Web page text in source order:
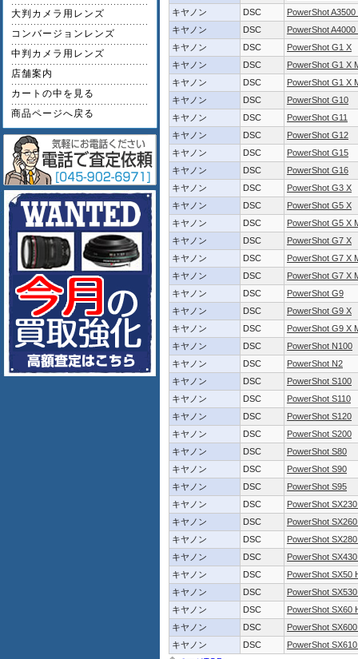
大判カメラ用レンズ
コンバージョンレンズ
中判カメラ用レンズ
店舗案内
カートの中を見る
商品ページへ戻る
キヤノン
DSC
PowerShot A3500
キヤノン
DSC
PowerShot A4000
キヤノン
DSC
PowerShot G1 X
キヤノン
DSC
PowerShot G1 X
キヤノン
DSC
PowerShot G1 X
キヤノン
DSC
PowerShot G10
キヤノン
DSC
PowerShot G11
キヤノン
DSC
PowerShot G12
キヤノン
DSC
PowerShot G15
キヤノン
DSC
PowerShot G16
キヤノン
DSC
PowerShot G3 X
キヤノン
DSC
PowerShot G5 X
キヤノン
DSC
PowerShot G5 X
キヤノン
DSC
PowerShot G7 X
キヤノン
DSC
PowerShot G7 X
キヤノン
DSC
PowerShot G7 X
キヤノン
DSC
PowerShot G9
キヤノン
DSC
PowerShot G9 X
キヤノン
DSC
PowerShot G9 X
キヤノン
DSC
PowerShot N100
キヤノン
DSC
PowerShot N2
キヤノン
DSC
PowerShot S100
キヤノン
DSC
PowerShot S110
キヤノン
DSC
PowerShot S120
キヤノン
DSC
PowerShot S200
キヤノン
DSC
PowerShot S80
キヤノン
DSC
PowerShot S90
キヤノン
DSC
PowerShot S95
キヤノン
DSC
PowerShot
キヤノン
DSC
PowerShot
キヤノン
DSC
PowerShot
キヤノン
DSC
PowerShot
キヤノン
DSC
PowerShot SX50
キヤノン
DSC
PowerShot
キヤノン
DSC
PowerShot SX60
キヤノン
DSC
PowerShot
キヤノン
DSC
PowerShot